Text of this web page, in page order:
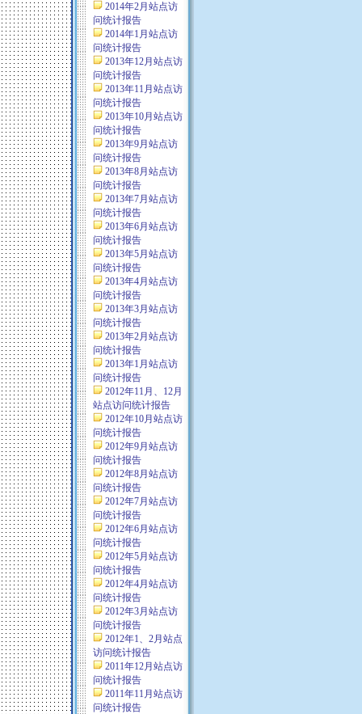
2014年2月站点访
问统计报告
2014年1月站点访
问统计报告
2013年12月站点访
问统计报告
2013年11月站点访
问统计报告
2013年10月站点访
问统计报告
2013年9月站点访
问统计报告
2013年8月站点访
问统计报告
2013年7月站点访
问统计报告
2013年6月站点访
问统计报告
2013年5月站点访
问统计报告
2013年4月站点访
问统计报告
2013年3月站点访
问统计报告
2013年2月站点访
问统计报告
2013年1月站点访
问统计报告
2012年11月、12月
站点访问统计报告
2012年10月站点访
问统计报告
2012年9月站点访
问统计报告
2012年8月站点访
问统计报告
2012年7月站点访
问统计报告
2012年6月站点访
问统计报告
2012年5月站点访
问统计报告
2012年4月站点访
问统计报告
2012年3月站点访
问统计报告
2012年1、2月站点
访问统计报告
2011年12月站点访
问统计报告
2011年11月站点访
问统计报告